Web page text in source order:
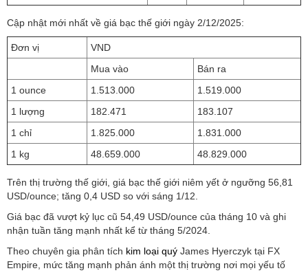
Cập nhật mới nhất về giá bạc thế giới ngày 2/12/2025:
Đơn vị
VND
Mua vào
Bán ra
1 ounce
1.513.000
1.519.000
1 lượng
182.471
183.107
1 chỉ
1.825.000
1.831.000
1 kg
48.659.000 48.829.000
Trên thị trường thế giới, giá bạc thế giới niêm yết ở ngưỡng 56,81
USD/ounce; tăng 0,4 USD so với sáng 1/12.
Giá bạc đã vượt kỷ lục cũ 54,49 USD/ounce của tháng 10 và ghi
nhận tuần tăng mạnh nhất kể từ tháng 5/2024.
Theo chuyên gia phân tích kim loại quý James Hyerczyk tại FX
Empire, mức tăng mạnh phản ánh một thị trường nơi mọi yếu tố